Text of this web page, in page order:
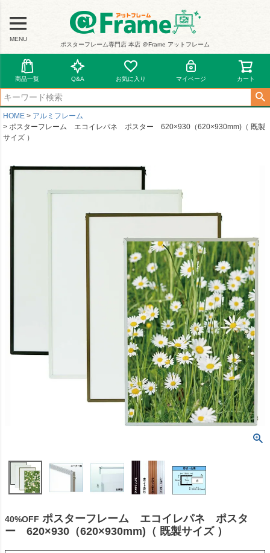
MENU
ポスターフレーム専門店 本店 ＠Frame アットフレーム
商品一覧 Q&A お気に入り マイページ カート
HOME
アルミフレーム
ポスターフレーム エコイレパネ ポスター 620×930（620×930mm)（ 既製
サイズ ）
40%OFF ポスターフレーム エコイレパネ ポスタ
ー 620×930（620×930mm)（ 既製サイズ ）